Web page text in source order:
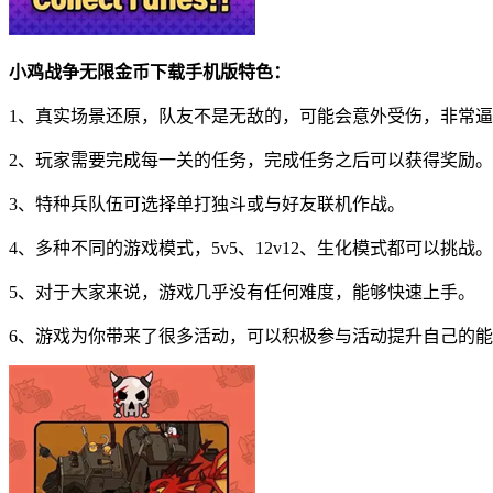
小鸡战争无限金币下载手机版特色：
1、真实场景还原，队友不是无敌的，可能会意外受伤，非常逼
2、玩家需要完成每一关的任务，完成任务之后可以获得奖励。
3、特种兵队伍可选择单打独斗或与好友联机作战。
4、多种不同的游戏模式，5v5、12v12、生化模式都可以挑战。
5、对于大家来说，游戏几乎没有任何难度，能够快速上手。
6、游戏为你带来了很多活动，可以积极参与活动提升自己的能